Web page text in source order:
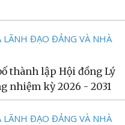
LÃNH ĐẠO ĐẢNG VÀ NHÀ
thành lập Hội đồng Lý
nhiệm kỳ 2026 - 2031
LÃNH ĐẠO ĐẢNG VÀ NHÀ